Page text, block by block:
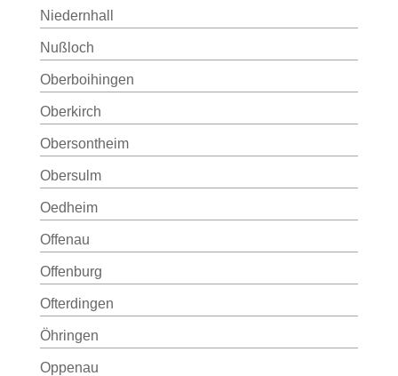
Niedernhall
Nußloch
Oberboihingen
Oberkirch
Obersontheim
Obersulm
Oedheim
Offenau
Offenburg
Ofterdingen
Öhringen
Oppenau